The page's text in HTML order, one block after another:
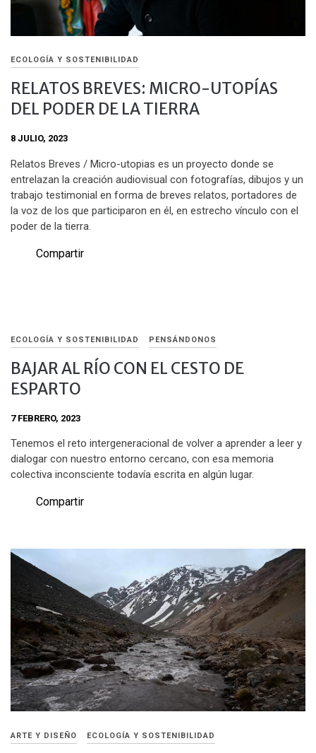
ECOLOGÍA Y SOSTENIBILIDAD
RELATOS BREVES: MICRO-UTOPÍAS
DEL PODER DE LA TIERRA
8 JULIO, 2023
Relatos Breves / Micro-utopias es un proyecto donde se
entrelazan la creación audiovisual con fotografías, dibujos y un
trabajo testimonial en forma de breves relatos, portadores de
la voz de los que participaron en él, en estrecho vínculo con el
poder de la tierra.
Compartir
ECOLOGÍA Y SOSTENIBILIDAD PENSÁNDONOS
BAJAR AL RÍO CON EL CESTO DE
ESPARTO
7 FEBRERO, 2023
Tenemos el reto intergeneracional de volver a aprender a leer y
dialogar con nuestro entorno cercano, con esa memoria
colectiva inconsciente todavía escrita en algún lugar.
Compartir
ARTE Y DISEÑO ECOLOGÍA Y SOSTENIBILIDAD